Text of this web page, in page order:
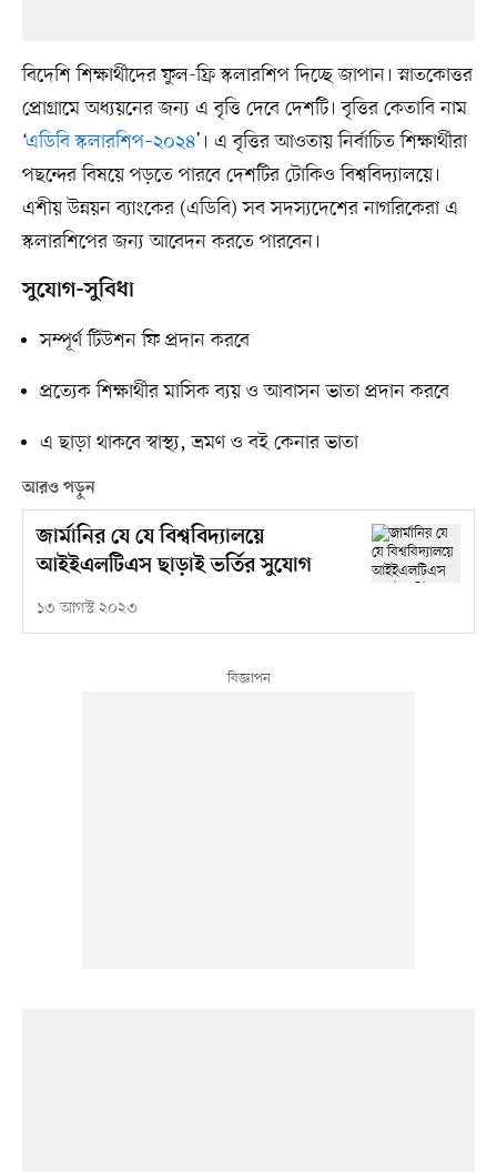
বিদেশি শিক্ষার্থীদের ফুল-ফ্রি স্কলারশিপ দিচ্ছে জাপান। স্নাতকোত্তর
প্রোগ্রামে অধ্যয়নের জন্য এ বৃত্তি দেবে দেশটি। বৃত্তির কেতাবি নাম
‘এডিবি স্কলারশিপ–২০২৪’। এ বৃত্তির আওতায় নির্বাচিত শিক্ষার্থীরা
পছন্দের বিষয়ে পড়তে পারবে দেশটির টোকিও বিশ্ববিদ্যালয়ে।
এশীয় উন্নয়ন ব্যাংকের (এডিবি) সব সদস্যদেশের নাগরিকেরা এ
স্কলারশিপের জন্য আবেদন করতে পারবেন।
সুযোগ-সুবিধা
সম্পূর্ণ টিউশন ফি প্রদান করবে
প্রত্যেক শিক্ষার্থীর মাসিক ব্যয় ও আবাসন ভাতা প্রদান করবে
এ ছাড়া থাকবে স্বাস্থ্য, ভ্রমণ ও বই কেনার ভাতা
আরও পড়ুন
জার্মানির যে যে বিশ্ববিদ্যালয়ে
আইইএলটিএস ছাড়াই ভর্তির সুযোগ
১৩ আগস্ট ২০২৩